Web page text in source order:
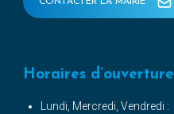
Horaires d’ouverture
Lundi, Mercredi, Vendredi :